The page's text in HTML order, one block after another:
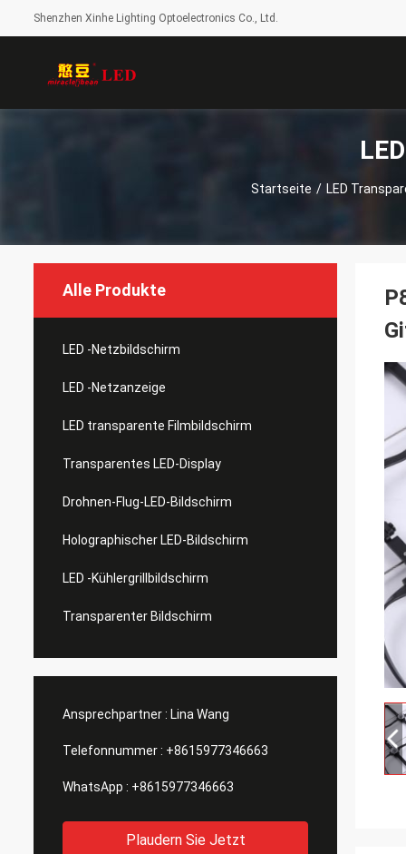
Shenzhen Xinhe Lighting Optoelectronics Co., Ltd.
Startseite / LED
Alle Produkte
LED -Netzbildschirm
LED -Netzanzeige
LED transparente Filmbildschirm
Transparentes LED-Display
Drohnen-Flug-LED-Bildschirm
Holographischer LED-Bildschirm
LED -Kühlergrillbildschirm
Transparenter Bildschirm
Ansprechpartner : Lina Wang
Telefonnummer : +8615977346663
WhatsApp : +8615977346663
Plaudern Sie Jetzt